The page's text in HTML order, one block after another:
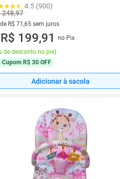
4.5 (900)
248,97
R$ 71,65 sem juros
de R$ 71,65 sem juros
R$ 199,91
no Pix
de desconto no pix)
Cupom R$ 30 OFF
Adicionar à sacola